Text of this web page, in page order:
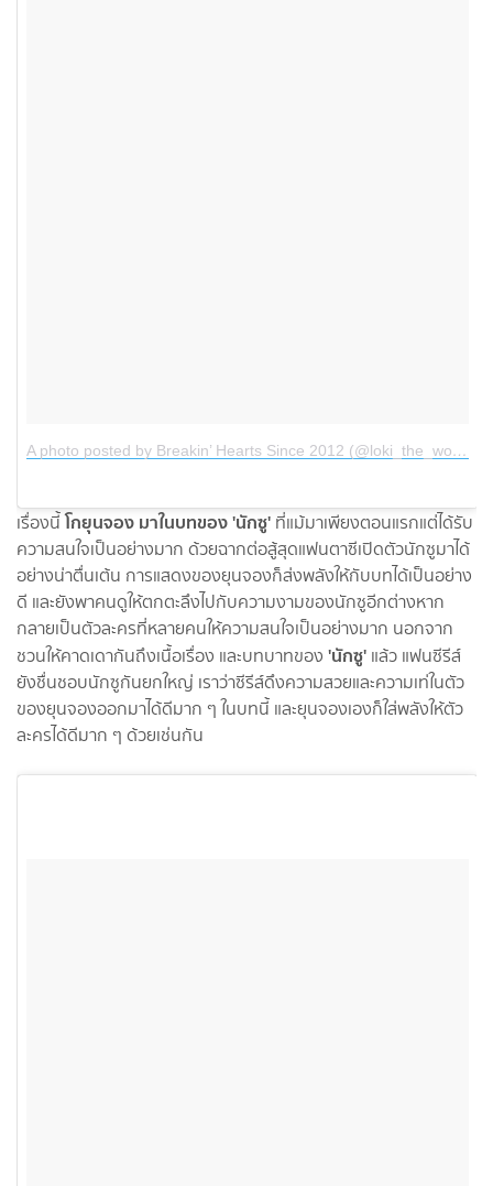
A photo posted by Breakin’ Hearts Since 2012 (@loki_the_wolfdog)
เรื่องนี้โกยุนจอง มาในบทของ 'นักซู' ที่แม้มาเพียงตอนแรกแต่ได้รับ
ความสนใจเป็นอย่างมาก ด้วยฉากต่อสู้สุดแฟนตาซีเปิดตัวนักซูมาได้
อย่างน่าตื่นเต้น การแสดงของยุนจองก็ส่งพลังให้กับบทได้เป็นอย่าง
ดี และยังพาคนดูให้ตกตะลึงไปกับความงามของนักซูอีกต่างหาก
กลายเป็นตัวละครที่หลายคนให้ความสนใจเป็นอย่างมาก นอกจาก
ชวนให้คาดเดากันถึงเนื้อเรื่อง และบทบาทของ 'นักซู' แล้ว แฟนซีรีส์
ยังชื่นชอบนักซูกันยกใหญ่ เราว่าซีรีส์ดึงความสวยและความเท่ในตัว
ของยุนจองออกมาได้ดีมาก ๆ ในบทนี้ และยุนจองเองก็ใส่พลังให้ตัว
ละครได้ดีมาก ๆ ด้วยเช่นกัน